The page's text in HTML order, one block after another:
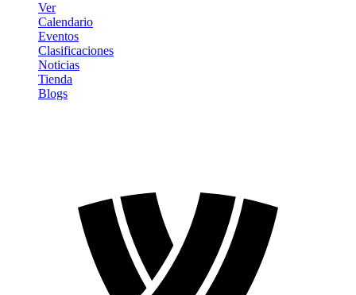
Ver
Calendario
Eventos
Clasificaciones
Noticias
Tienda
Blogs